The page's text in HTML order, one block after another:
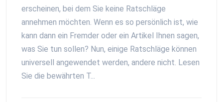
erscheinen, bei dem Sie keine Ratschläge
annehmen möchten. Wenn es so persönlich ist, wie
kann dann ein Fremder oder ein Artikel Ihnen sagen,
was Sie tun sollen? Nun, einige Ratschläge können
universell angewendet werden, andere nicht. Lesen
Sie die bewährten T...